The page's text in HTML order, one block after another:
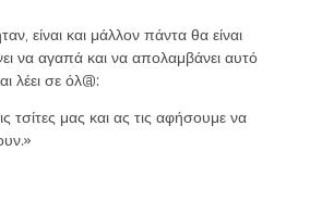
είναι και μάλλον πάντα θα είναι
να αγαπά και να απολαμβάνει αυτό
σε όλ@:
τσίτες μας και ας τις αφήσουμε να